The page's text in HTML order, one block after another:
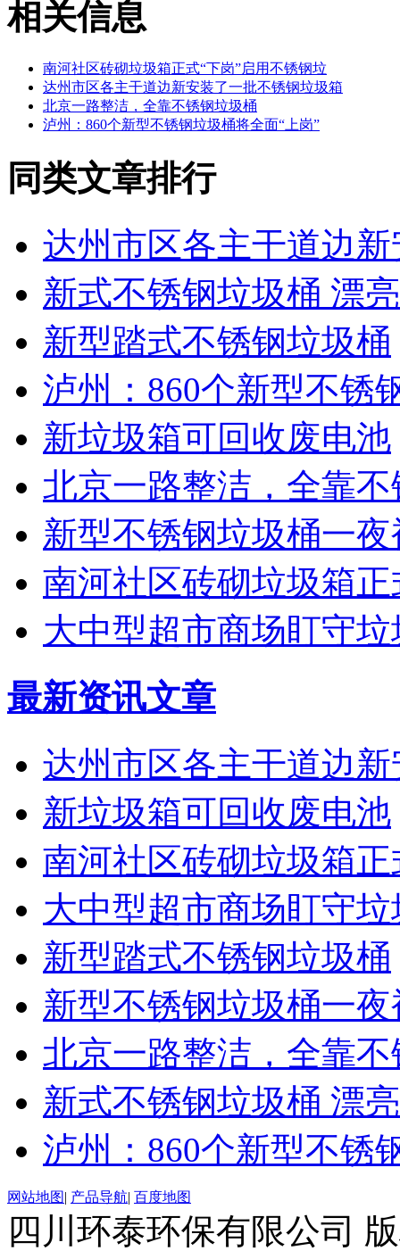
相关信息
南河社区砖砌垃圾箱正式“下岗”启用不锈钢垃
达州市区各主干道边新安装了一批不锈钢垃圾箱
北京一路整洁，全靠不锈钢垃圾桶
泸州：860个新型不锈钢垃圾桶将全面“上岗”
同类文章排行
达州市区各主干道边
新式不锈钢垃圾桶 漂
新型踏式不锈钢垃圾桶
泸州：860个新型不锈
新垃圾箱可回收废电池
北京一路整洁，全靠
新型不锈钢垃圾桶一
南河社区砖砌垃圾箱
大中型超市商场盯守垃
最新资讯文章
达州市区各主干道边
新垃圾箱可回收废电池
南河社区砖砌垃圾箱
大中型超市商场盯守垃
新型踏式不锈钢垃圾桶
新型不锈钢垃圾桶一
北京一路整洁，全靠
新式不锈钢垃圾桶 漂
泸州：860个新型不锈
网站地图 产品导航 百度地图
四川环泰环保有限公司